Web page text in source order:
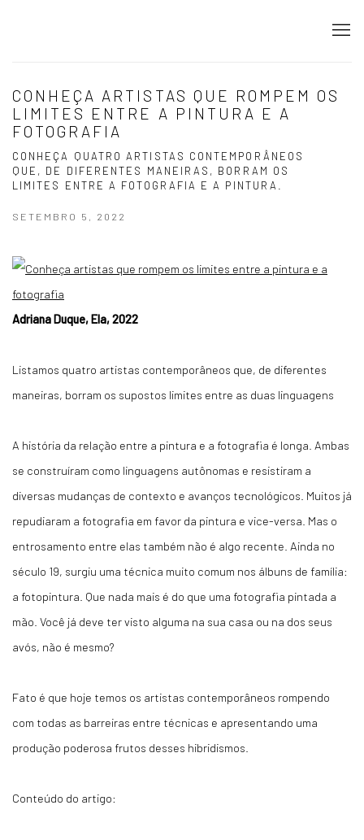
CONHEÇA ARTISTAS QUE ROMPEM OS
LIMITES ENTRE A PINTURA E A
FOTOGRAFIA
CONHEÇA QUATRO ARTISTAS CONTEMPORÂNEOS
QUE, DE DIFERENTES MANEIRAS, BORRAM OS
LIMITES ENTRE A FOTOGRAFIA E A PINTURA.
SETEMBRO 5, 2022
Adriana Duque, Ela, 2022
Listamos quatro artistas contemporâneos que, de diferentes
maneiras, borram os supostos limites entre as duas linguagens
A história da relação entre a pintura e a fotografia é longa. Ambas
se construíram como linguagens autônomas e resistiram a
diversas mudanças de contexto e avanços tecnológicos. Muitos já
repudiaram a fotografia em favor da pintura e vice-versa. Mas o
entrosamento entre elas também não é algo recente. Ainda no
século 19, surgiu uma técnica muito comum nos álbuns de família:
a fotopintura. Que nada mais é do que uma fotografia pintada a
mão. Você já deve ter visto alguma na sua casa ou na dos seus
avós, não é mesmo?
Fato é que hoje temos os artistas contemporâneos rompendo
com todas as barreiras entre técnicas e apresentando uma
produção poderosa frutos desses hibridismos.
Conteúdo do artigo: